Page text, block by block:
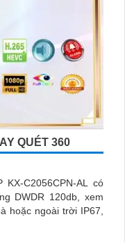
QUÉT 360
C2056CPN-AL có
DWDR 120db, xem
hoặc ngoài trời IP67,